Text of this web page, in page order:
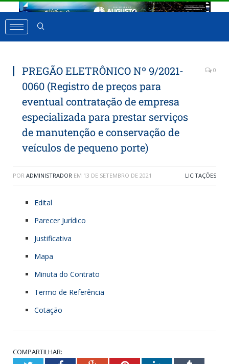
PREGÃO ELETRÔNICO Nº 9/2021-
0060 (Registro de preços para
eventual contratação de empresa
especializada para prestar serviços
de manutenção e conservação de
veículos de pequeno porte)
0
POR ADMINISTRADOR EM 13 DE SETEMBRO DE 2021 LICITAÇÕES
Edital
Parecer Jurídico
Justificativa
Mapa
Minuta do Contrato
Termo de Referência
Cotação
COMPARTILHAR: